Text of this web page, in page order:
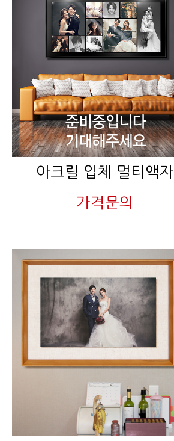
아크릴 입체 멀티액자
가격문의